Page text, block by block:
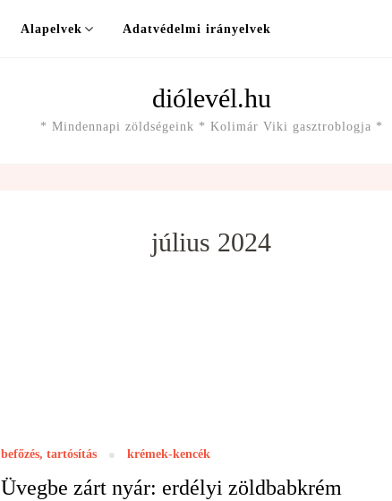
Alapelvek Adatvédelmi irányelvek
diólevél.hu
* Mindennapi zöldségeink * Kolimár Viki gasztroblogja *
július 2024
befőzés, tartósítás krémek-kencék
Üvegbe zárt nyár: erdélyi zöldbabkrém